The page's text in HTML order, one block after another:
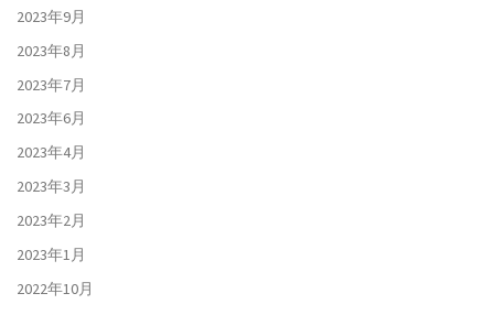
2023年9月
2023年8月
2023年7月
2023年6月
2023年4月
2023年3月
2023年2月
2023年1月
2022年10月